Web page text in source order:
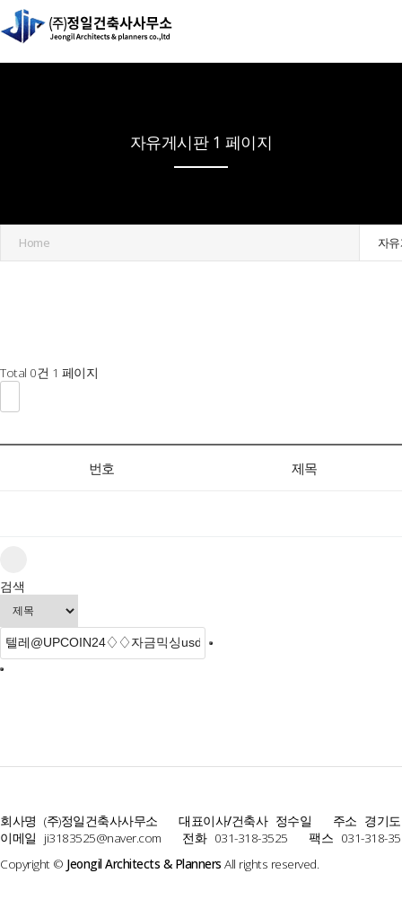
자유게시판 1 페이지
Home 자
Total 0건 1 페이지
번호 제목
검색
회사명 (주)정일건축사사무소 대표이사/건축사 정수일 주소 경기
이메일 ji3183525@naver.com 전화 031-318-3525 팩스 031-318-
Copyright © Jeongil Architects & Planners All rights reserved.